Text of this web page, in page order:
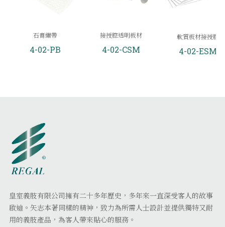
石膏繃帶
4-02-PB
接授腔透明板材
4-02-CSM
軟質板材接授腔
4-02-ESM
皇室義肢有限公司擁有二十多年歷史，多年來一直深受客人的故事
啟迪。矢志本著同樣的精神，致力為所需人士設計並提供獨特又耐
用的義肢產品，為客人帶來貼心的服務。